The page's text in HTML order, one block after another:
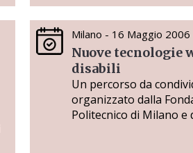
Milano - 16 Maggio 2006
Nuove tecnologie
disabili
Un percorso da
organizzato dalla
Politecnico di Milano e